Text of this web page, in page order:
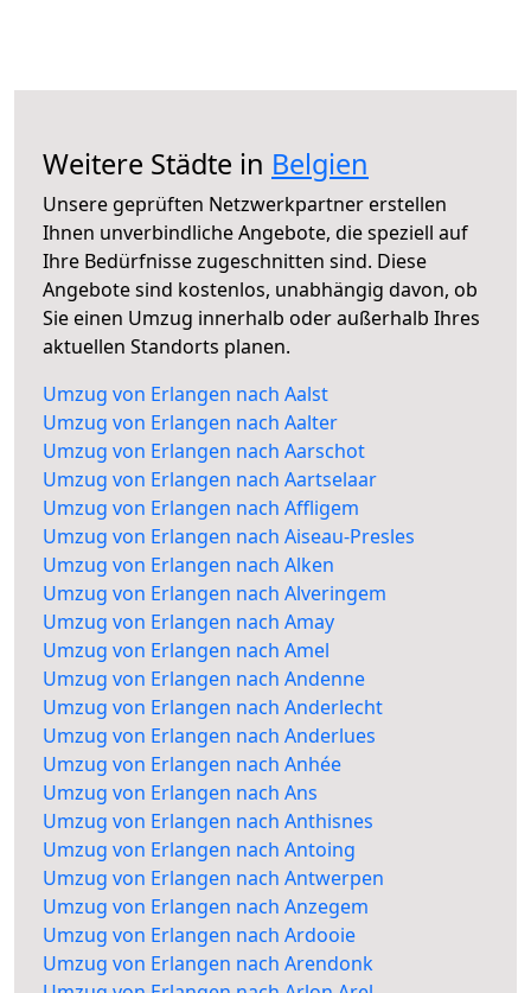
Weitere Städte in Belgien
Unsere geprüften Netzwerkpartner erstellen
Ihnen unverbindliche Angebote, die speziell auf
Ihre Bedürfnisse zugeschnitten sind. Diese
Angebote sind kostenlos, unabhängig davon, ob
Sie einen Umzug innerhalb oder außerhalb Ihres
aktuellen Standorts planen.
Umzug von Erlangen nach Aalst
Umzug von Erlangen nach Aalter
Umzug von Erlangen nach Aarschot
Umzug von Erlangen nach Aartselaar
Umzug von Erlangen nach Affligem
Umzug von Erlangen nach Aiseau-Presles
Umzug von Erlangen nach Alken
Umzug von Erlangen nach Alveringem
Umzug von Erlangen nach Amay
Umzug von Erlangen nach Amel
Umzug von Erlangen nach Andenne
Umzug von Erlangen nach Anderlecht
Umzug von Erlangen nach Anderlues
Umzug von Erlangen nach Anhée
Umzug von Erlangen nach Ans
Umzug von Erlangen nach Anthisnes
Umzug von Erlangen nach Antoing
Umzug von Erlangen nach Antwerpen
Umzug von Erlangen nach Anzegem
Umzug von Erlangen nach Ardooie
Umzug von Erlangen nach Arendonk